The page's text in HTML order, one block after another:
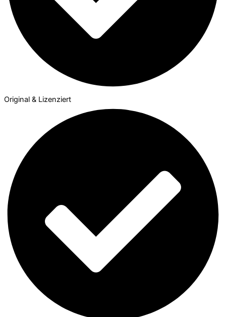
Original & Lizenziert